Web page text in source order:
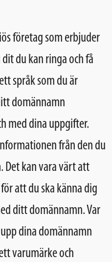
företag som erbjuder
du kan ringa och få
språk som du är
domännamn
med dina uppgifter.
från den du
Det kan vara värt att
att du ska känna dig
ditt domännamn. Var
dina domännamn
varumärke och